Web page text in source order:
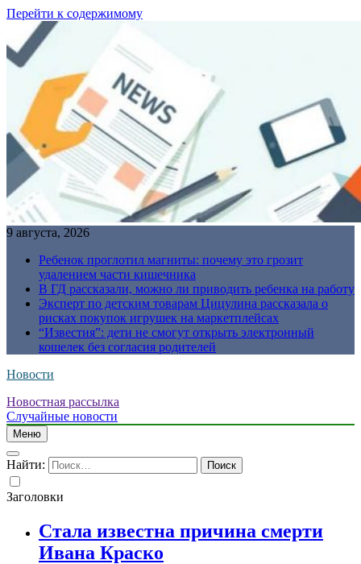
Перейти к содержимому
9 августа, 2026
Ребенок проглотил магниты: почему это грозит
удалением части кишечника
В ГД рассказали, можно ли приводить ребенка на работу
Эксперт по детским товарам Цицулина рассказала о
рисках покупок игрушек на маркетплейсах
“Известия”: дети не смогут открыть электронный
кошелек без согласия родителей
Новости
Новостная рассылка
Случайные новости
Меню
Найти:
Заголовки
Стала известна причина смерти
Ивана Краско